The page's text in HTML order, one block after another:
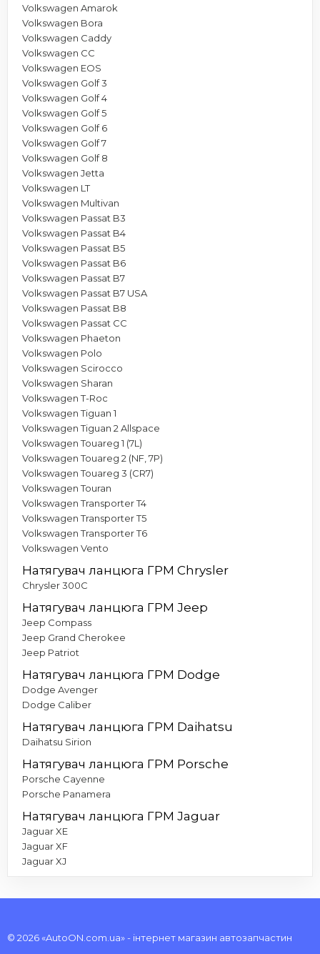
Volkswagen Amarok
Volkswagen Bora
Volkswagen Caddy
Volkswagen CC
Volkswagen EOS
Volkswagen Golf 3
Volkswagen Golf 4
Volkswagen Golf 5
Volkswagen Golf 6
Volkswagen Golf 7
Volkswagen Golf 8
Volkswagen Jetta
Volkswagen LT
Volkswagen Multivan
Volkswagen Passat B3
Volkswagen Passat B4
Volkswagen Passat B5
Volkswagen Passat B6
Volkswagen Passat B7
Volkswagen Passat B7 USA
Volkswagen Passat B8
Volkswagen Passat CC
Volkswagen Phaeton
Volkswagen Polo
Volkswagen Scirocco
Volkswagen Sharan
Volkswagen T-Roc
Volkswagen Tiguan 1
Volkswagen Tiguan 2 Allspace
Volkswagen Touareg 1 (7L)
Volkswagen Touareg 2 (NF, 7P)
Volkswagen Touareg 3 (CR7)
Volkswagen Touran
Volkswagen Transporter T4
Volkswagen Transporter T5
Volkswagen Transporter T6
Volkswagen Vento
Натягувач ланцюга ГРМ Chrysler
Chrysler 300C
Натягувач ланцюга ГРМ Jeep
Jeep Compass
Jeep Grand Cherokee
Jeep Patriot
Натягувач ланцюга ГРМ Dodge
Dodge Avenger
Dodge Caliber
Натягувач ланцюга ГРМ Daihatsu
Daihatsu Sirion
Натягувач ланцюга ГРМ Porsche
Porsche Cayenne
Porsche Panamera
Натягувач ланцюга ГРМ Jaguar
Jaguar XE
Jaguar XF
Jaguar XJ
© 2026 «AutoON.com.ua» - інтернет магазин автозапчастин